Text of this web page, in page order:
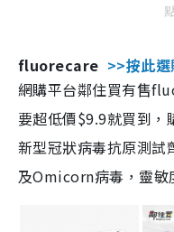
fluorecare >>按此
網購平台鄰住買有售
要超低價$9.9就買到，
新型冠狀病毒抗原測
及Omicorn病毒，靈敏